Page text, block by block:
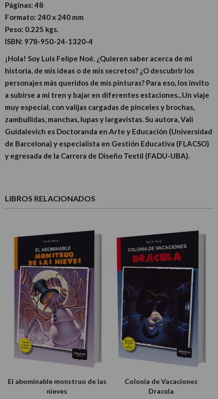
Páginas: 48
Formato: 240 x 240 mm
Peso: 0.225 kgs.
ISBN: 978-950-24-1320-4
¡Hola! Soy Luis Felipe Noé. ¿Quieren saber acerca de mi
historia, de mis ideas o de mis secretos? ¿O descubrir los
personajes más queridos de mis pinturas? Para eso, los invito
a subirse a mi tren y bajar en diferentes estaciones...Un viaje
muy especial, con valijas cargadas de pinceles y brochas,
zambullidas, manchas, lupas y largavistas. Su autora, Vali
Guidalevich es Doctoranda en Arte y Educación (Universidad
de Barcelona) y especialista en Gestión Educativa (FLACSO)
y egresada de la Carrera de Diseño Textil (FADU-UBA).
LIBROS RELACIONADOS
El abominable monstruo de las
nieves
Colonia de Vacaciones
Dracula